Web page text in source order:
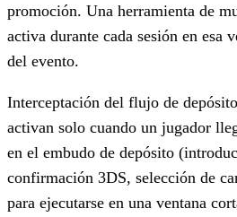
promoción. Una herramienta de
activa durante cada sesión en esa
del evento.
Interceptación del flujo de
activan solo cuando un jugador
en el embudo de depósito
confirmación 3DS, selección de
para ejecutarse en una ventana